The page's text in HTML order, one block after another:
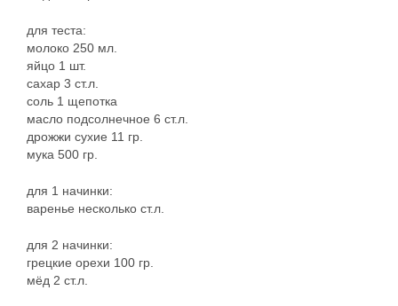
для теста:
молоко 250 мл.
яйцо 1 шт.
сахар 3 ст.л.
соль 1 щепотка
масло подсолнечное 6 ст.л.
дрожжи сухие 11 гр.
мука 500 гр.
для 1 начинки:
варенье несколько ст.л.
для 2 начинки:
грецкие орехи 100 гр.
мёд 2 ст.л.